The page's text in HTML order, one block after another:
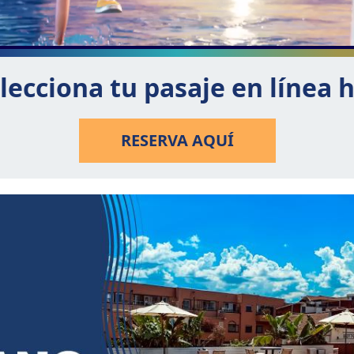
tu pasaje en línea
RESERVA AQUÍ